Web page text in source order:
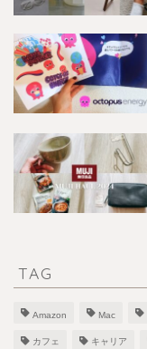
TAG
Amazon Mac
カフェ キャリア